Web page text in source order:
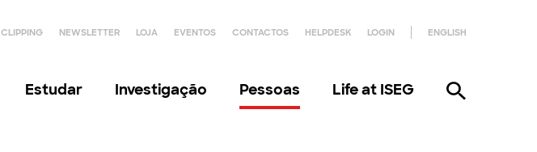
CLIPPING NEWSLETTER LOJA EVENTOS CONTACTOS HELPDESK LOGIN ENGLISH
Estudar Investigação Pessoas Life at ISEG